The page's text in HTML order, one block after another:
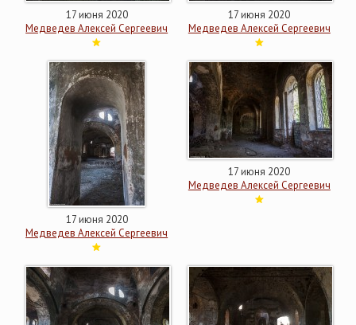
17 июня 2020
Медведев Алексей Сергеевич
17 июня 2020
Медведев Алексей Сергеевич
17 июня 2020
Медведев Алексей Сергеевич
17 июня 2020
Медведев Алексей Сергеевич